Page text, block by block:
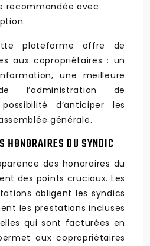
recommandée avec
plateforme offre de
aux copropriétaires : un
une meilleure
l’administration de
d’anticiper les
générale.
HONORAIRES DU SYNDIC
des honoraires du
des points cruciaux. Les
obligent les syndics
les prestations incluses
qui sont facturées en
aux copropriétaires